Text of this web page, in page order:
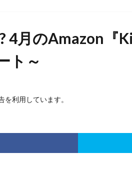
4月のAmazon『
ト～
利用しています。